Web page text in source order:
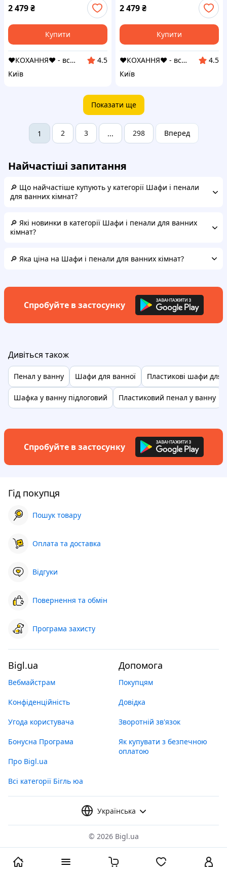
колесах
2 479₴
Купити
❤️КОХАННЯ❤️ - все для кохання та товари для дому
4.5
Київ
2 479₴
Купити
❤️КОХАННЯ❤️ - все для кохання та товари для дому
4.5
Київ
Показати ще
1 2 3 ... 298 Вперед
Найчастіші запитання
🔎 Що найчастіше купують у категорії Шафи і пенали
для ванних кімнат?
🔎 Які новинки в категорії Шафи і пенали для ванних
кімнат?
🔎 Яка ціна на Шафи і пенали для ванних кімнат?
Спробуйте в застосунку
Дивіться також
Пенал у ванну Шафи для ванної Пластикові шафи для
Шафка у ванну підлоговий Пластиковий пенал у ванну
Спробуйте в застосунку
Гід покупця
Пошук товару
Оплата та доставка
Відгуки
Повернення та обмін
Програма захисту
Bigl.ua
Вебмайстрам
Конфіденційність
Угода користувача
Бонусна Програма
Про Bigl.ua
Всі категорії Бігль юа
Допомога
Покупцям
Довідка
Зворотній зв'язок
Як купувати з безпечною
оплатою
Українська
© 2026 Bigl.ua